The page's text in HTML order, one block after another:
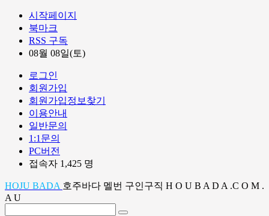
시작페이지
북마크
RSS 구독
08월 08일(토)
로그인
회원가입
회원가입정보찾기
이용안내
일반문의
1:1문의
PC버전
접속자 1,425 명
HOJU BADA 호주바다 멜번 구인구직 H O U B A D A .C O M .
A U